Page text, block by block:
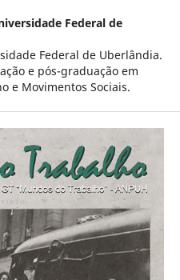
Federal de
Federal de Uberlândia.
e pós-graduação em
e Movimentos Sociais.